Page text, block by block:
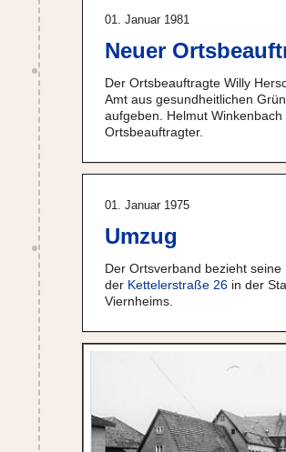
01. Januar 1981
Neuer
Der Ortsbeauftragte Willy
Amt aus gesundheitlichen
aufgeben. Helmut
Ortsbeauftragter.
01. Januar 1975
Umzug
Der Ortsverband bezieht seine
der Kettelerstraße 26 in der
Viernheims.